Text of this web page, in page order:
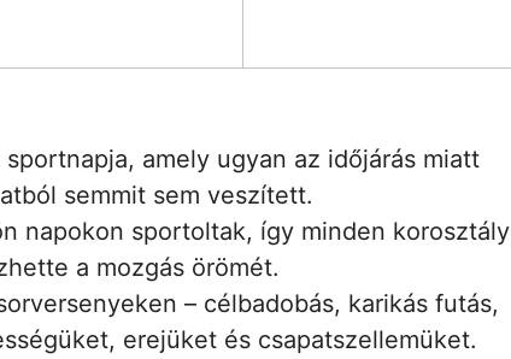
amely ugyan az időjárás miatt
semmit sem veszített.
napokon sportoltak, így minden korosztály
a mozgás örömét.
– célbadobás, karikás futás,
erejüket és csapatszellemüket.